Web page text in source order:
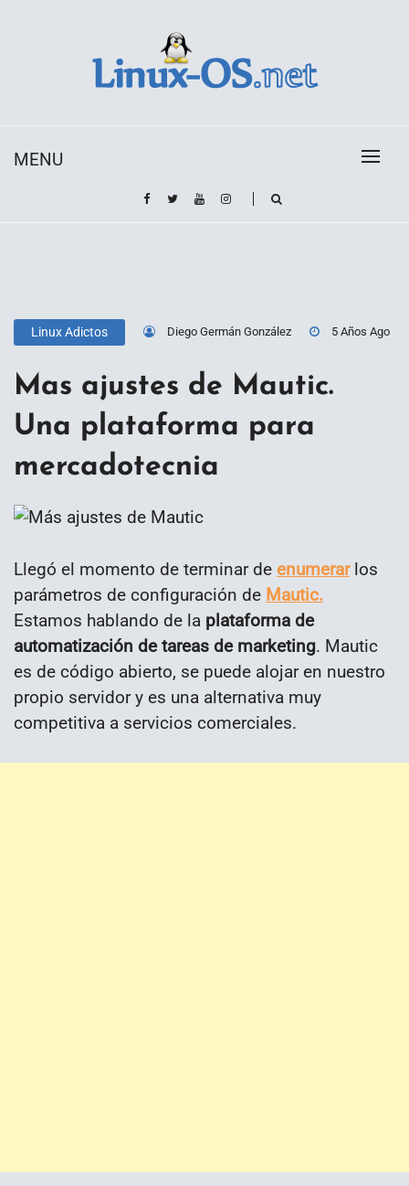
MENU
Linux Adictos Diego Germán González 5 Años Ago
Mas ajustes de Mautic.
Una plataforma para
mercadotecnia
Llegó el momento de terminar de enumerarlos
parámetros de configuración de Mautic.
Estamos hablando de la plataforma de
automatización de tareas de marketing. Mautic
es de código abierto, se puede alojar en nuestro
propio servidor y es una alternativa muy
competitiva a servicios comerciales.